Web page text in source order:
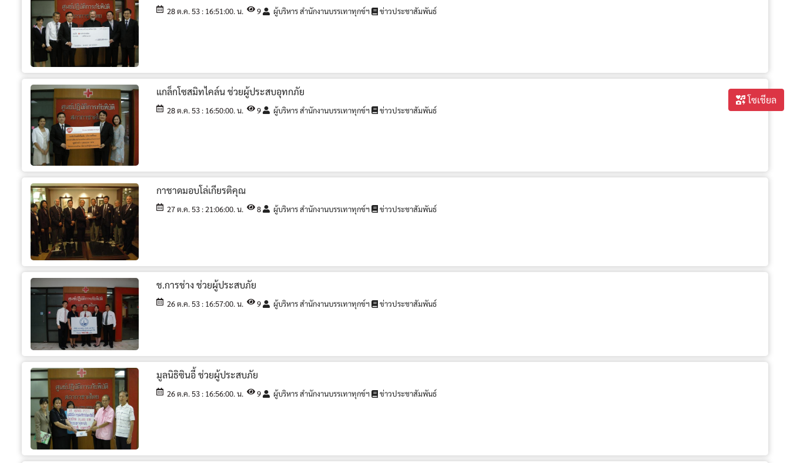
โซเชียล
28 ต.ค. 53 : 16:51:00. น. 9 ผู้บริหาร สำนักงานบรรเทาทุกข์ฯ ข่าวประชาสัมพันธ์
แกล็กโซสมิทไคล์น ช่วยผู้ประสบอุทกภัย
28 ต.ค. 53 : 16:50:00. น. 9 ผู้บริหาร สำนักงานบรรเทาทุกข์ฯ ข่าวประชาสัมพันธ์
กาชาดมอบโล่เกียรติคุณ
27 ต.ค. 53 : 21:06:00. น. 8 ผู้บริหาร สำนักงานบรรเทาทุกข์ฯ ข่าวประชาสัมพันธ์
ช.การช่าง ช่วยผู้ประสบภัย
26 ต.ค. 53 : 16:57:00. น. 9 ผู้บริหาร สำนักงานบรรเทาทุกข์ฯ ข่าวประชาสัมพันธ์
มูลนิธิซินอี้ ช่วยผู้ประสบภัย
26 ต.ค. 53 : 16:56:00. น. 9 ผู้บริหาร สำนักงานบรรเทาทุกข์ฯ ข่าวประชาสัมพันธ์